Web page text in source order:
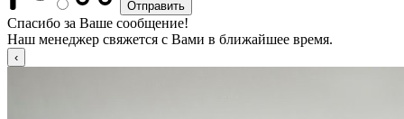
Спасибо за Ваше сообщение!
Наш менеджер свяжется с Вами в ближайшее время.